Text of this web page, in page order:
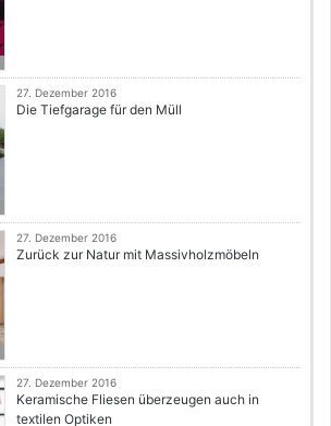
27. Dezember 2016
Die Tiefgarage für den Müll
27. Dezember 2016
Zurück zur Natur mit Massivholzmöbeln
27. Dezember 2016
Keramische Fliesen überzeugen auch in
textilen Optiken